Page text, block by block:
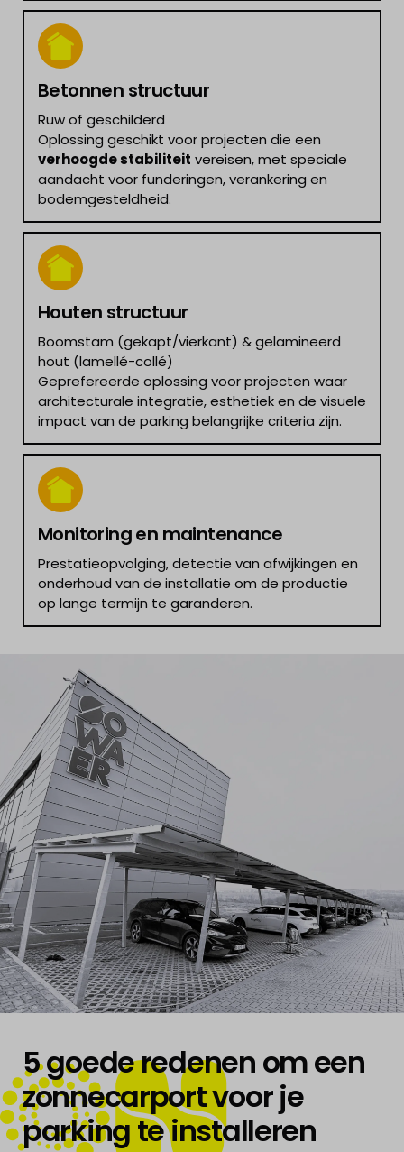
Betonnen structuur
Ruw of geschilderd
Oplossing geschikt voor projecten die een
verhoogde stabiliteit vereisen, met speciale
aandacht voor funderingen, verankering en
bodemgesteldheid.
Houten structuur
Boomstam (gekapt/vierkant) & gelamineerd
hout (lamellé-collé)
Geprefereerde oplossing voor projecten waar
architecturale integratie, esthetiek en de visuele
impact van de parking belangrijke criteria zijn.
Monitoring en maintenance
Prestatieopvolging, detectie van afwijkingen en
onderhoud van de installatie om de productie
op lange termijn te garanderen.
5 goede redenen om een
zonnecarport voor je
parking te installeren